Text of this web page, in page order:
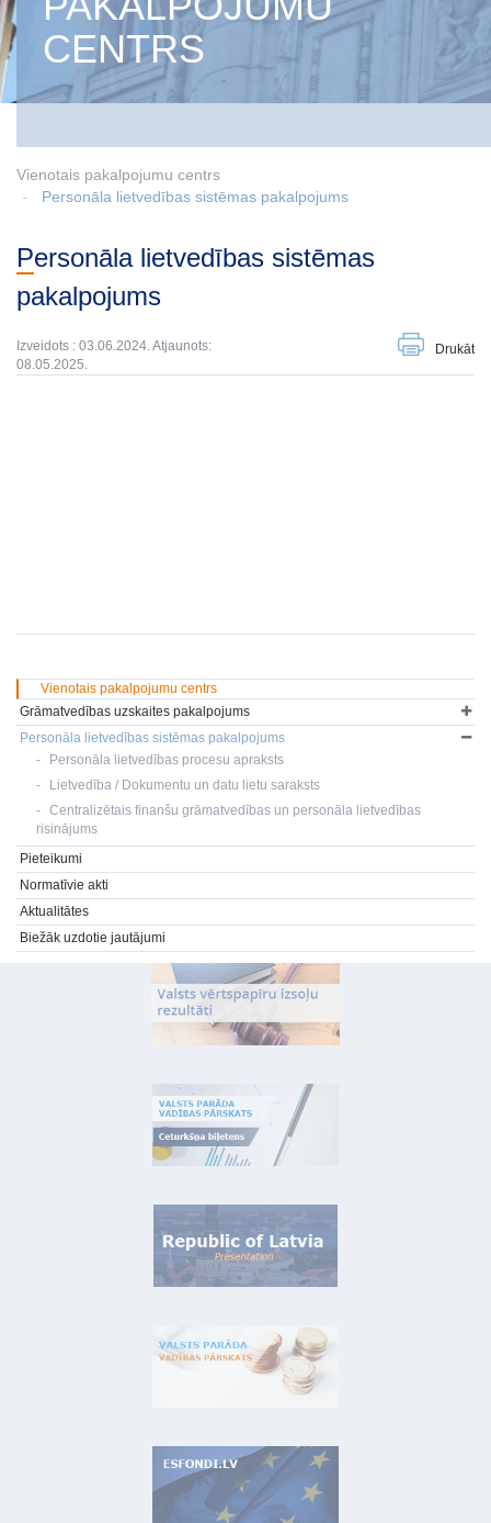
CENTRS
Vienotais pakalpojumu centrs
Personāla lietvedības sistēmas pakalpojums
Personāla lietvedības sistēmas
pakalpojums
Izveidots : 03.06.2024. Atjaunots:
08.05.2025.
Drukāt
Vienotais pakalpojumu centrs
Grāmatvedības uzskaites pakalpojums
Personāla lietvedības sistēmas pakalpojums
Personāla lietvedības procesu apraksts
Lietvedība / Dokumentu un datu lietu saraksts
Centralizētais finanšu grāmatvedības un personāla lietvedības
risinājums
Pieteikumi
Normatīvie akti
Aktualitātes
Biežāk uzdotie jautājumi